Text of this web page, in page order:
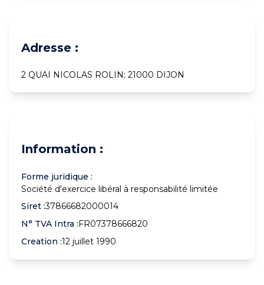
Adresse :
2 QUAI NICOLAS ROLIN; 21000 DIJON
Information :
Forme juridique :
Société d'exercice libéral à responsabilité limitée
Siret :37866682000014
N° TVA Intra :FR07378666820
Creation :12 juillet 1990